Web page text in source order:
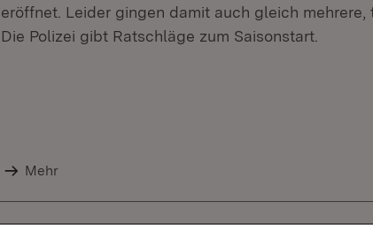
eröffnet. Leider gingen damit auch gleich mehrere,
Die Polizei gibt Ratschläge zum Saisonstart.
Mehr